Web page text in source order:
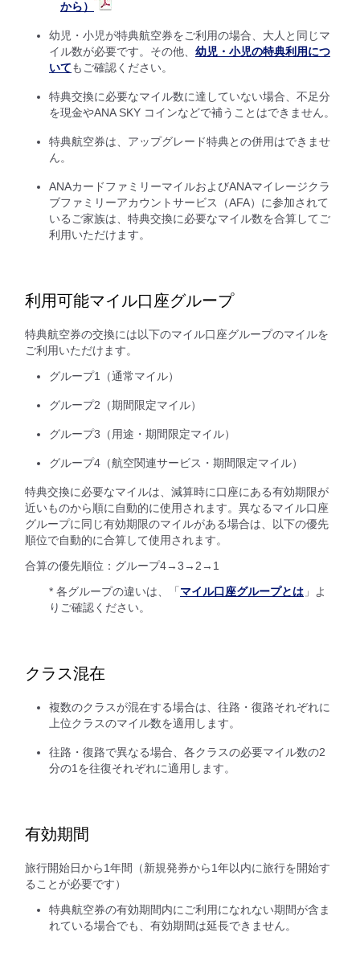
から）
幼児・小児が特典航空券をご利用の場合、大人と同じマ
イル数が必要です。その他、 幼児・小児の特典利用につ
いてもご確認ください。
特典交換に必要なマイル数に達していない場合、不足分
を現金やANA SKY コインなどで補うことはできません。
特典航空券は、アップグレード特典との併用はできませ
ん。
ANAカードファミリーマイルおよびANAマイレージクラ
ブファミリーアカウントサービス（AFA）に参加されて
いるご家族は、特典交換に必要なマイル数を合算してご
利用いただけます。
利用可能マイル口座グループ
特典航空券の交換には以下のマイル口座グループのマイルを
ご利用いただけます。
グループ1（通常マイル）
グループ2（期間限定マイル）
グループ3（用途・期間限定マイル）
グループ4（航空関連サービス・期間限定マイル）
特典交換に必要なマイルは、減算時に口座にある有効期限が
近いものから順に自動的に使用されます。異なるマイル口座
グループに同じ有効期限のマイルがある場合は、以下の優先
順位で自動的に合算して使用されます。
合算の優先順位：グループ4→3→2→1
* 各グループの違いは、「 マイル口座グループとは 」よ
りご確認ください。
クラス混在
複数のクラスが混在する場合は、往路・復路それぞれに
上位クラスのマイル数を適用します。
往路・復路で異なる場合、各クラスの必要マイル数の2
分の1を往復それぞれに適用します。
有効期間
旅行開始日から1年間（新規発券から1年以内に旅行を開始す
ることが必要です）
特典航空券の有効期間内にご利用になれない期間が含ま
れている場合でも、有効期間は延長できません。